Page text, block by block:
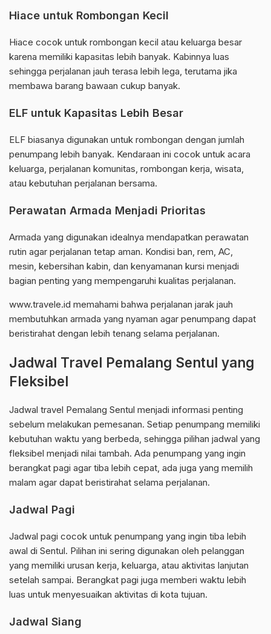
Hiace untuk Rombongan Kecil
Hiace cocok untuk rombongan kecil atau keluarga besar
karena memiliki kapasitas lebih banyak. Kabinnya luas
sehingga perjalanan jauh terasa lebih lega, terutama jika
membawa barang bawaan cukup banyak.
ELF untuk Kapasitas Lebih Besar
ELF biasanya digunakan untuk rombongan dengan jumlah
penumpang lebih banyak. Kendaraan ini cocok untuk acara
keluarga, perjalanan komunitas, rombongan kerja, wisata,
atau kebutuhan perjalanan bersama.
Perawatan Armada Menjadi Prioritas
Armada yang digunakan idealnya mendapatkan perawatan
rutin agar perjalanan tetap aman. Kondisi ban, rem, AC,
mesin, kebersihan kabin, dan kenyamanan kursi menjadi
bagian penting yang mempengaruhi kualitas perjalanan.
www.travele.id memahami bahwa perjalanan jarak jauh
membutuhkan armada yang nyaman agar penumpang dapat
beristirahat dengan lebih tenang selama perjalanan.
Jadwal Travel Pemalang Sentul yang
Fleksibel
Jadwal travel Pemalang Sentul menjadi informasi penting
sebelum melakukan pemesanan. Setiap penumpang memiliki
kebutuhan waktu yang berbeda, sehingga pilihan jadwal yang
fleksibel menjadi nilai tambah. Ada penumpang yang ingin
berangkat pagi agar tiba lebih cepat, ada juga yang memilih
malam agar dapat beristirahat selama perjalanan.
Jadwal Pagi
Jadwal pagi cocok untuk penumpang yang ingin tiba lebih
awal di Sentul. Pilihan ini sering digunakan oleh pelanggan
yang memiliki urusan kerja, keluarga, atau aktivitas lanjutan
setelah sampai. Berangkat pagi juga memberi waktu lebih
luas untuk menyesuaikan aktivitas di kota tujuan.
Jadwal Siang